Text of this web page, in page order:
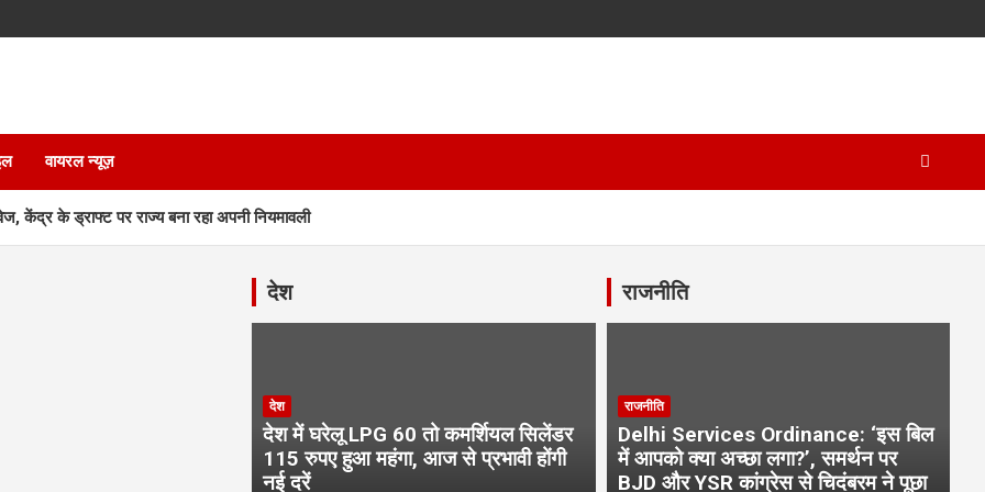
वायरल न्यूज़
केंद्र के ड्राफ्ट पर राज्य बना रहा अपनी नियमावली
पीएम और गृह मंत्री के कार्यक्रमों से जुड़ा प्रकरण, जानें पूरा मामला
देश
देश
देश में घरेलू LPG 60 तो कमर्शियल सिलेंडर
115 रुपए हुआ महंगा, आज से प्रभावी होंगी
नई दरें
राजनीति
राजनीति
Delhi Services Ordinance: ‘इस बिल
में आपको क्या अच्छा लगा?’, समर्थन पर
BJD और YSR कांग्रेस से चिदंबरम ने पूछा